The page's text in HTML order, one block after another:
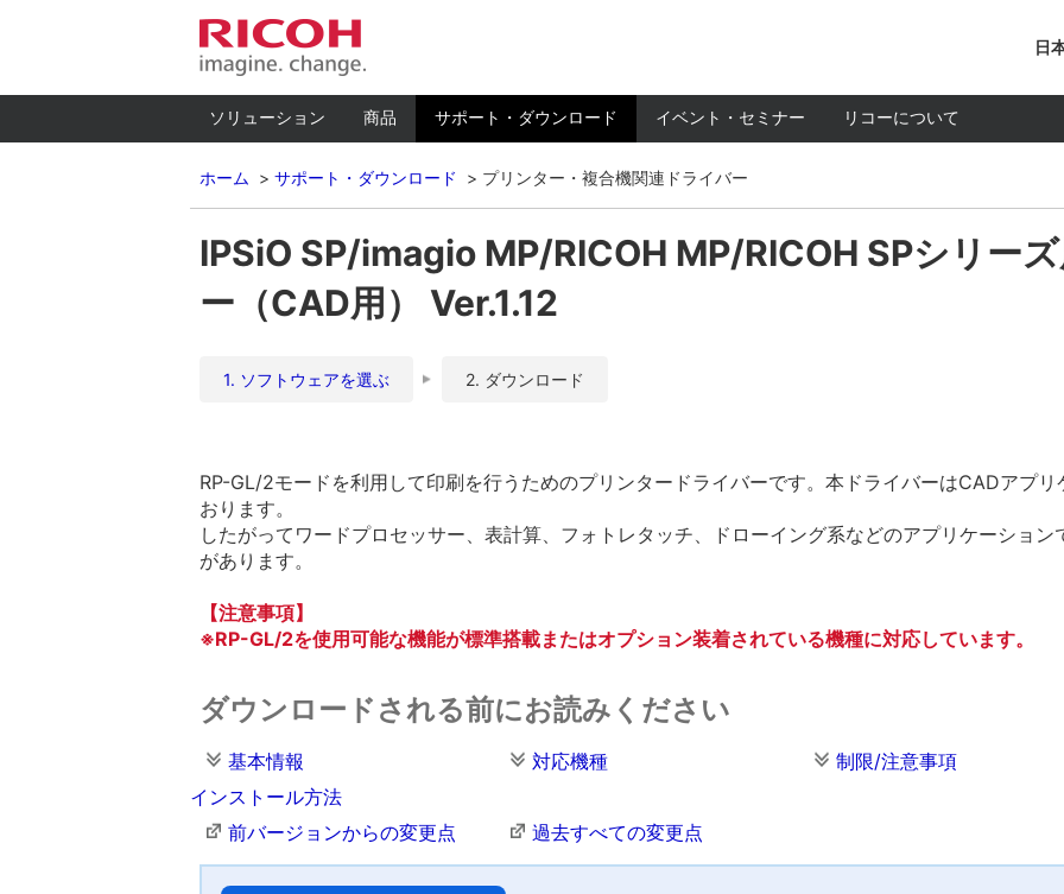
日
ソリューション 商品 サポート・ダウンロード イベント・セミナー リコーについて
ホーム サポート・ダウンロード プリンター・複合機関連ドライバー
IPSiO SP/imagio MP/RICOH MP/RICOH SPシリー
ー（CAD用） Ver.1.12
1. ソフトウェアを選ぶ 2. ダウンロード
RP-GL/2モードを利用して印刷を行うためのプリンタードライバーです。本ドライバーはCADアプ
おります。
したがってワードプロセッサー、表計算、フォトレタッチ、ドローイング系などのアプリケーショ
があります。
【注意事項】
※RP-GL/2を使用可能な機能が標準搭載またはオプション装着されている機種に対応しています。
ダウンロードされる前にお読みください
基本情報 対応機種 制限/注意事項
インストール方法
前バージョンからの変更点
過去すべての変更点